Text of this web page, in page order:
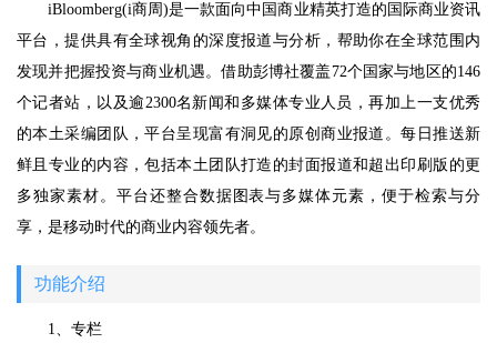
iBloomberg(i商周)是一款面向中国商业精英打造的国际商业资讯
平台，提供具有全球视角的深度报道与分析，帮助你在全球范围内
发现并把握投资与商业机遇。借助彭博社覆盖72个国家与地区的146
个记者站，以及逾2300名新闻和多媒体专业人员，再加上一支优秀
的本土采编团队，平台呈现富有洞见的原创商业报道。每日推送新
鲜且专业的内容，包括本土团队打造的封面报道和超出印刷版的更
多独家素材。平台还整合数据图表与多媒体元素，便于检索与分
享，是移动时代的商业内容领先者。
功能介绍
1、专栏